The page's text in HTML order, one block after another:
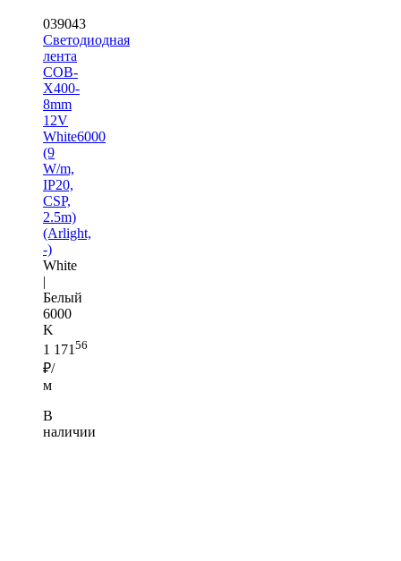
039043
Светодиодная
лента
COB-
X400-
8mm
12V
White6000
(9
W/m,
IP20,
CSP,
2.5m)
(Arlight,
-)
White
|
Белый
6000
K
1 171 56
₽/
м
В
наличии